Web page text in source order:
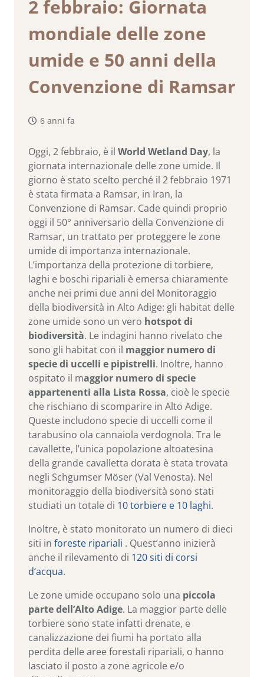
2 febbraio: Giornata
mondiale delle zone
umide e 50 anni della
Convenzione di Ramsar
6 anni fa
Oggi, 2 febbraio, è il World Wetland Day, la
giornata internazionale delle zone umide. Il
giorno è stato scelto perché il 2 febbraio 1971
è stata firmata a Ramsar, in Iran, la
Convenzione di Ramsar. Cade quindi proprio
oggi il 50° anniversario della Convenzione di
Ramsar, un trattato per proteggere le zone
umide di importanza internazionale.
L’importanza della protezione di torbiere,
laghi e boschi ripariali è emersa chiaramente
anche nei primi due anni del Monitoraggio
della biodiversità in Alto Adige: gli habitat delle
zone umide sono un vero hotspot di
biodiversità. Le indagini hanno rivelato che
sono gli habitat con il maggior numero di
specie di uccelli e pipistrelli. Inoltre, hanno
ospitato il maggior numero di specie
appartenenti alla Lista Rossa, cioè le specie
che rischiano di scomparire in Alto Adige.
Queste includono specie di uccelli come il
tarabusino ola cannaiola verdognola. Tra le
cavallette, l’unica popolazione altoatesina
della grande cavalletta dorata è stata trovata
negli Schgumser Möser (Val Venosta). Nel
monitoraggio della biodiversità sono stati
studiati un totale di 10 torbiere e 10 laghi.
Inoltre, è stato monitorato un numero di dieci
siti in foreste ripariali . Quest’anno inizierà
anche il rilevamento di 120 siti di corsi
d’acqua.
Le zone umide occupano solo una piccola
parte dell’Alto Adige. La maggior parte delle
torbiere sono state infatti drenate, e
canalizzazione dei fiumi ha portato alla
perdita delle aree forestali ripariali, o hanno
lasciato il posto a zone agricole e/o